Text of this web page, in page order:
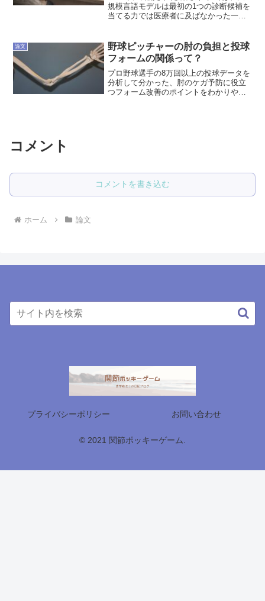
規模言語モデルは最初の1つの診断候補を
当てる力では医療者に及ばなかった一
医療者単独より上がる傾向が示されまし
た。研究の方法これ...
論文
野球ピッチャーの肘の負担と投球
フォームの関係って？
プロ野球選手の8万回以上の投球データを
分析して分かった、肘のケガ予防に役立
つフォーム改善のポイントをわかりやす
コメント
コメントを書き込む
ホーム 論文
プライバシーポリシー お問い合わせ
© 2021 関節ポッキーゲーム.